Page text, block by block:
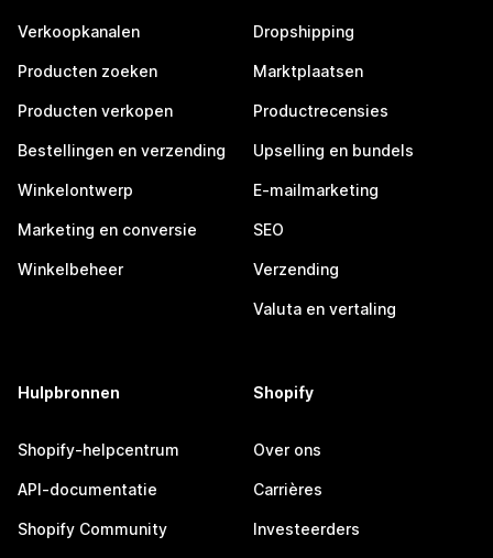
Verkoopkanalen
Producten zoeken
Producten verkopen
Bestellingen en verzending
Winkelontwerp
Marketing en conversie
Winkelbeheer
Dropshipping
Marktplaatsen
Productrecensies
Upselling en bundels
E-mailmarketing
SEO
Verzending
Valuta en vertaling
Hulpbronnen
Shopify-helpcentrum
API-documentatie
Shopify Community
Shopify
Over ons
Carrières
Investeerders